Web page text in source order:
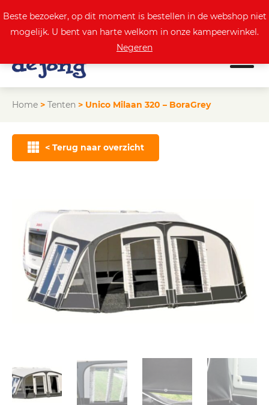
Actuele aanbod
Home > Tenten > Unico Milaan 320 – BoraGrey
< Terug naar overzicht
Beste bezoeker, op dit moment is bestellen in de webshop niet
mogelijk. U bent van harte welkom in onze kampeerwinkel.
Negeren